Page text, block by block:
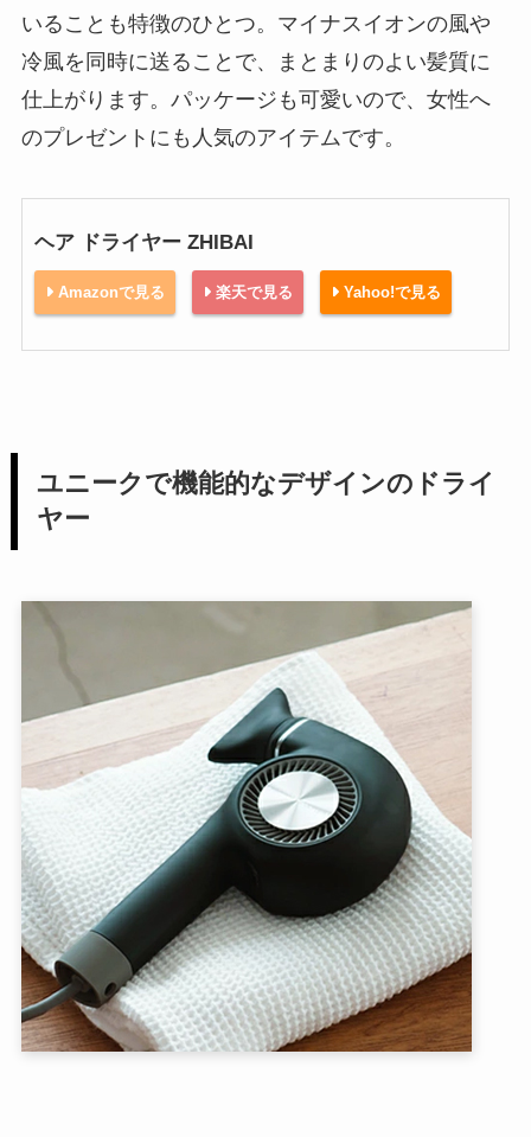
いることも特徴のひとつ。マイナスイオンの風や
冷風を同時に送ることで、まとまりのよい髪質に
仕上がります。パッケージも可愛いので、女性へ
のプレゼントにも人気のアイテムです。
ヘア ドライヤー ZHIBAI
Amazonで見る 楽天で見る Yahoo!で見る
ユニークで機能的なデザインのドライ
ヤー